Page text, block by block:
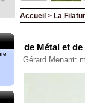
Accueil > La
de Métal et de
Gérard Menant: